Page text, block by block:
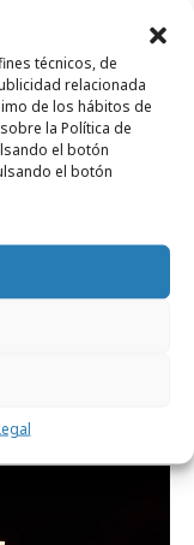
técnicos, de
relacionada
de los hábitos de
la Política de
el botón
el botón
"Summer is